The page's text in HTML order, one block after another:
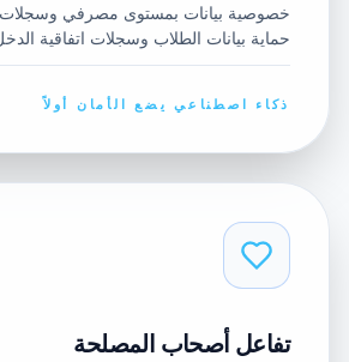
خصوصية بيانات بمستوى مصرفي وسجلات
حماية بيانات الطلاب وسجلات اتفاقية
ذكاء اصطناعي يضع الأمان أولاً
تفاعل أصحاب المصلحة